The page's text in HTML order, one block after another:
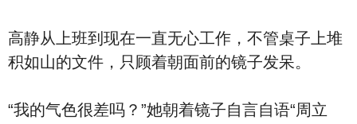
高静从上班到现在一直无心工作，不管桌子上堆
积如山的文件，只顾着朝面前的镜子发呆。
“我的气色很差吗？”她朝着镜子自言自语“周立